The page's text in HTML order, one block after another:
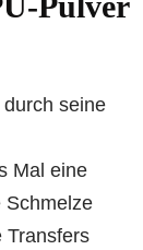
seine
Mal eine
Schmelze
Transfers